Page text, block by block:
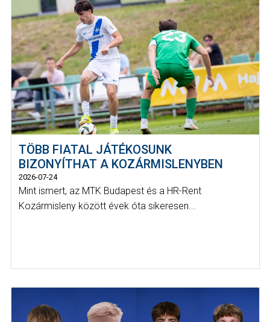
TÖBB FIATAL JÁTÉKOSUNK
BIZONYÍTHAT A KOZÁRMISLENYBEN
2026-07-24
Mint ismert, az MTK Budapest és a HR-Rent
Kozármisleny között évek óta sikeresen...